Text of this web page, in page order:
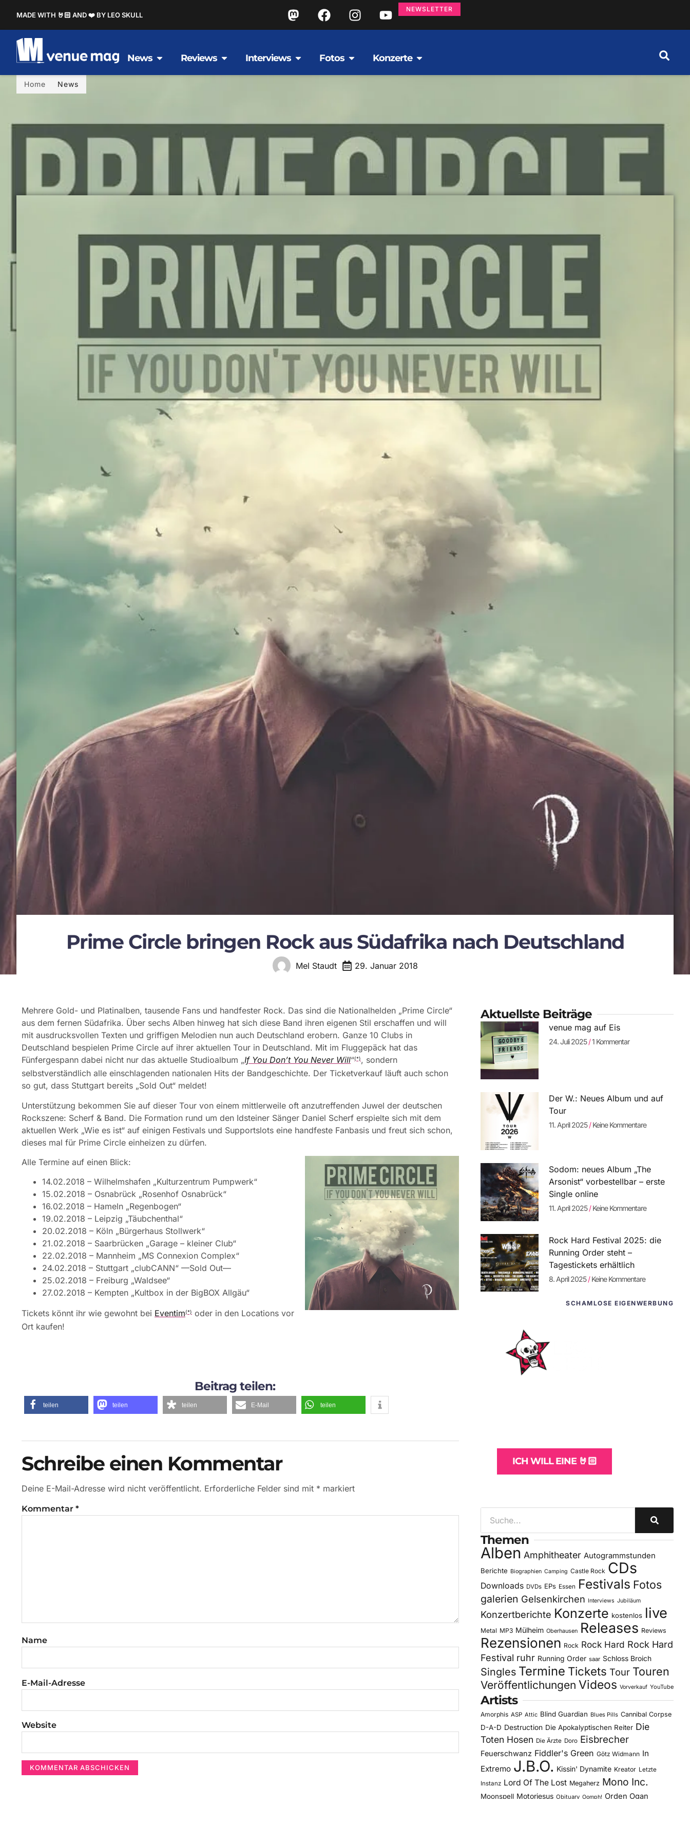
MADE WITH 🤘🏻 AND ❤️ BY LEO SKULL
NEWSLETTER
News Reviews Interviews Fotos Konzerte
Home News
Prime Circle bringen Rock aus Südafrika nach Deutschland
Mel Staudt 29. Januar 2018
Mehrere Gold- und Platinalben, tausende Fans und handfester Rock. Das sind die Nationalhelden „Prime Circle“
aus dem fernen Südafrika. Über sechs Alben hinweg hat sich diese Band ihren eigenen Stil erschaffen und will
mit ausdrucksvollen Texten und griffigen Melodien nun auch Deutschland erobern. Ganze 10 Clubs in
Deutschland bespielen Prime Circle auf ihrer aktuellen Tour in Deutschland. Mit im Fluggepäck hat das
Fünfergespann dabei nicht nur das aktuelle Studioalbum „If You Don’t You Never Will“(*), sondern
selbstverständlich alle einschlagenden nationalen Hits der Bandgeschichte. Der Ticketverkauf läuft auch schon
so gut, dass Stuttgart bereits „Sold Out“ meldet!
Unterstützung bekommen Sie auf dieser Tour von einem mittlerweile oft anzutreffenden Juwel der deutschen
Rockszene: Scherf & Band. Die Formation rund um den Idsteiner Sänger Daniel Scherf erspielte sich mit dem
aktuellen Werk „Wie es ist“ auf einigen Festivals und Supportslots eine handfeste Fanbasis und freut sich schon,
dieses mal für Prime Circle einheizen zu dürfen.
Alle Termine auf einen Blick:
14.02.2018 – Wilhelmshafen „Kulturzentrum Pumpwerk“
15.02.2018 – Osnabrück „Rosenhof Osnabrück“
16.02.2018 – Hameln „Regenbogen“
19.02.2018 – Leipzig „Täubchenthal“
20.02.2018 – Köln „Bürgerhaus Stollwerk“
21.02.2018 – Saarbrücken „Garage – kleiner Club“
22.02.2018 – Mannheim „MS Connexion Complex“
24.02.2018 – Stuttgart „clubCANN“ —Sold Out—
25.02.2018 – Freiburg „Waldsee“
27.02.2018 – Kempten „Kultbox in der BigBOX Allgäu“
Tickets könnt ihr wie gewohnt bei Eventim(*) oder in den Locations vor
Ort kaufen!
Beitrag teilen:
teilen teilen teilen E-Mail teilen
Schreibe einen Kommentar
Deine E-Mail-Adresse wird nicht veröffentlicht. Erforderliche Felder sind mit * markiert
Kommentar *
Name
E-Mail-Adresse
Website
Aktuellste Beiträge
venue mag auf Eis
24. Juli 2025 1 Kommentar
Der W.: Neues Album und auf
Tour
11. April 2025 Keine Kommentare
Sodom: neues Album „The
Arsonist“ vorbestellbar – erste
Single online
11. April 2025 Keine Kommentare
Rock Hard Festival 2025: die
Running Order steht –
Tagestickets erhältlich
8. April 2025 Keine Kommentare
SCHAMLOSE EIGENWERBUNG
ICH WILL EINE 🤘🏻
Themen
Alben Amphitheater Autogrammstunden
Berichte Biographien Camping Castle Rock CDs
Downloads DVDs EPs Essen Festivals Fotos
galerien Gelsenkirchen Interviews Jubiläum
Konzertberichte Konzerte kostenlos live
Metal MP3 Mülheim Oberhausen Releases Reviews
Rezensionen Rock Rock Hard Rock Hard
Festival ruhr Running Order saar Schloss Broich
Singles Termine Tickets Tour Touren
Veröffentlichungen Videos Vorverkauf YouTube
Artists
Amorphis ASP Attic Blind Guardian Blues Pills Cannibal Corpse
D-A-D Destruction Die Apokalyptischen Reiter Die
Toten Hosen Die Ärzte Doro Eisbrecher
Feuerschwanz Fiddler's Green Götz Widmann In
Extremo J.B.O. Kissin' Dynamite Kreator Letzte
Instanz Lord Of The Lost Megaherz Mono Inc.
Moonspell Motorjesus Obituary Oomph! Orden Ogan